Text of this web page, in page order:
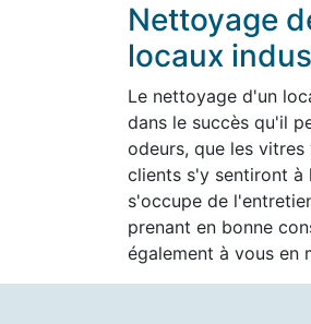
Nettoyage
locaux
Le nettoyage d'un
dans le succès qu'il
odeurs, que les
clients s'y sentiront à
s'occupe de
prenant en bonne
également à vous en